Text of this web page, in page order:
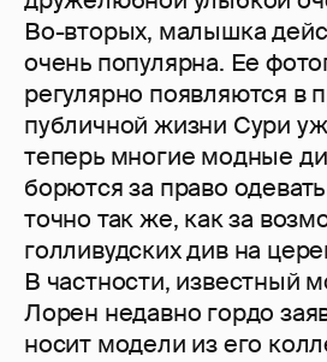
Во-вторых, малышка
очень популярна. Ее
регулярно появляются в
публичной жизни Сури
теперь многие модные
борются за право
точно так же, как за
голливудских див на
В частности, известный
Лорен недавно гордо
носит модели из его